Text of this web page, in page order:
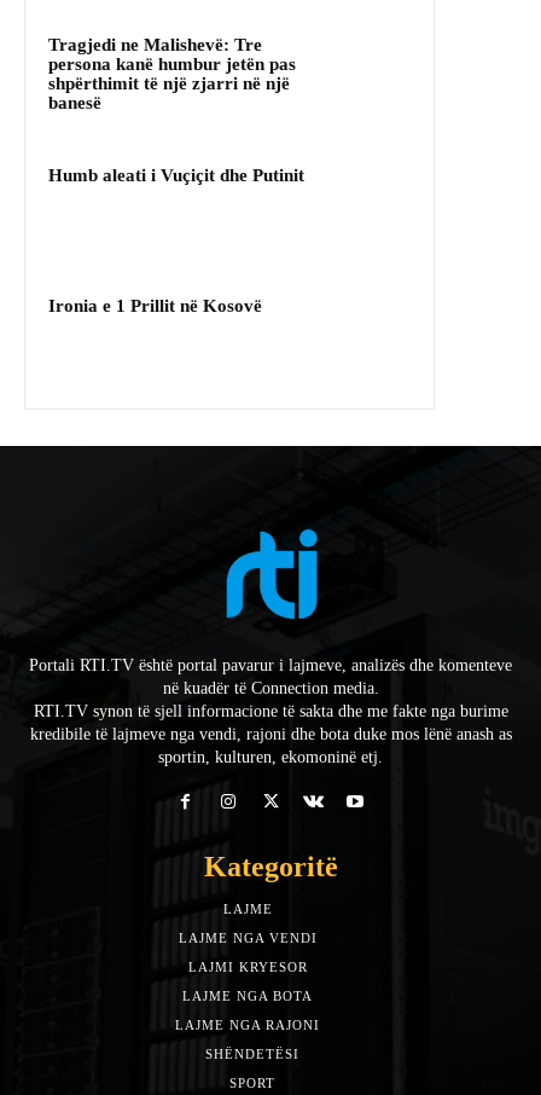
Tragjedi ne Malishevë: Tre
persona kanë humbur jetën pas
shpërthimit të një zjarri në një
banesë
Humb aleati i Vuçiçit dhe Putinit
Ironia e 1 Prillit në Kosovë
Portali RTI.TV është portal pavarur i lajmeve, analizës dhe komenteve
në kuadër të Connection media.
RTI.TV synon të sjell informacione të sakta dhe me fakte nga burime
kredibile të lajmeve nga vendi, rajoni dhe bota duke mos lënë anash as
sportin, kulturen, ekomoninë etj.
Kategoritë
LAJME
LAJME NGA VENDI
LAJMI KRYESOR
LAJME NGA BOTA
LAJME NGA RAJONI
SHËNDETËSI
SPORT